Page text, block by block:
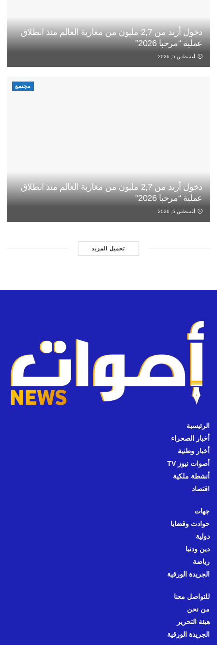
دخول أزيد من 2,7 مليون من مغاربة العالم منذ انطلاق
عملية “مرحبا 2026”
أغسطس 5, 2026
مجتمع
دخول أزيد من 2,7 مليون من مغاربة العالم منذ انطلاق
عملية “مرحبا 2026”
أغسطس 5, 2026
تحميل المزيد
الرئيسية
أخبار الصحراء
أخبار وطنية
أصوات نيوز TV
أنشطة ملكية
اقتصاد
جهات
حوادث وقضايا
دولية
دين ودنيا
رياضة
الجريدة الورقية
للتواصل معنا
من نحن
هيئة التحرير
الجريدة الورقية